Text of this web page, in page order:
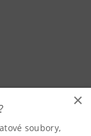
×
soubory,